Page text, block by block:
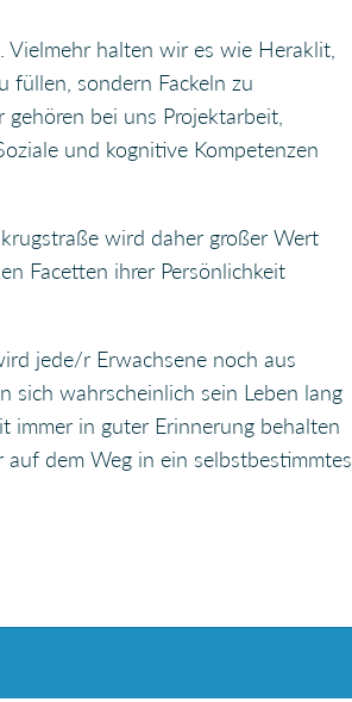
halten wir es wie Heraklit,
füllen, sondern Fackeln zu
bei uns Projektarbeit,
und kognitive Kompetenzen
wird daher großer Wert
Facetten ihrer Persönlichkeit
jede/r Erwachsene noch aus
sich wahrscheinlich sein Leben lang
immer in guter Erinnerung behalten
dem Weg in ein selbstbestimmtes